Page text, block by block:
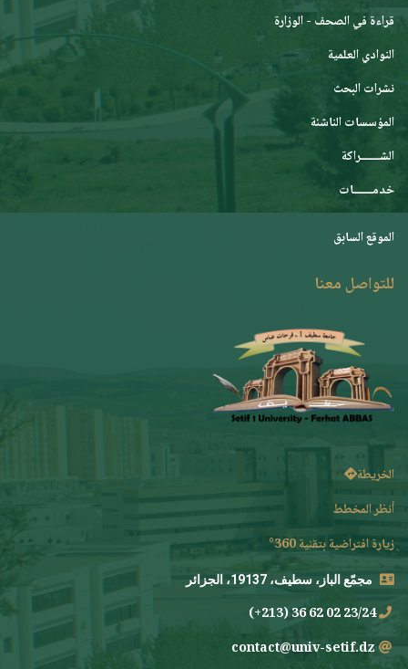
قراءة في الصحف - الوزارة
النوادي العلمية
نشرات البحث
المؤسسات الناشئة
الشـــــــراكة
خدمـــــــات
الموقع السابق
للتواصل معنا
الخريطة
أنظر المخطط
زيارة افتراضية بتقنية 360°
مجمّع الباز، سطيف، 19137، الجزائر
23/24 02 62 36 (213+)
contact@univ-setif.dz